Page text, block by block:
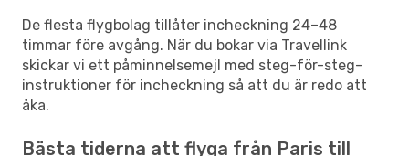
De flesta flygbolag tillåter incheckning 24–48
timmar före avgång. När du bokar via Travellink
skickar vi ett påminnelsemejl med steg-för-steg-
instruktioner för incheckning så att du är redo att
åka.
Bästa tiderna att flyga från Paris till